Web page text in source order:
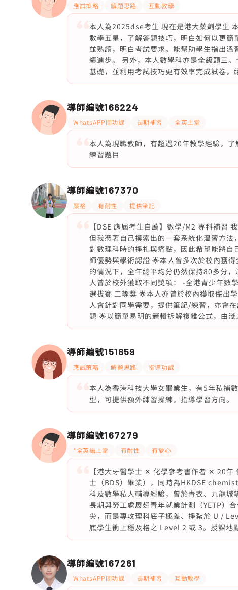
應試策略 解題思路 互動教學
本人為2025dse考生 現在是港大藥劑學生
數學五星，了解答題技巧，明白如何以更
並熟讀，明白考試要求。能幫助學生指出
績進步。 另外，本人數學科亦是全級頭三
基礎，並利用考試技巧更有效率完成試卷
導師編號166224
WhatsAPP問功課 長期補習 全英上堂
本人為現職教師，有超過20年教學經驗，
練習題目
導師編號167370
嚴格 有耐性 提供筆記
【DSE 應屆考生自薦】數學/M2 專科補習
但我憑著自己摸索出的一套系統化溫習方
對數理科時的掙扎與痛點，因此希望能將
師優勢與學術認證 🌟本人曾多次於校內獲
的情況下，全年總平均分仍然保持80多分
人曾於校外獲取不同獎項： -全港青少年數
選拔賽 二等獎 🌟本人亦曾於校內獲取傑出
人會針對同學需要，提供筆記/練習，亦會
題 🌟以簡單易明的邏輯拆解複雜公式，由淺
導師編號151859
應試策略 解題思路 指導功課
本人為香港科技大學女畢業生，有5年私補
型，可提供額外練習操練，指導學習方向。
導師編號167279
*全英語上堂 有耐性 有愛心
【港大牙醫學士 ✕ 化學參考書作者 ✕ 20
士（BDS）畢業），同時為HKDSE
科及數學私人輔導經驗，曾於青衣、九龍
長期與勞工處展翅青年就業計劃（YETP）
尖，而是專攻理科底子極差、掙紮於 U /
底學生衝上穩及格之 Level 2 或 3。授課地
導師編號167261
WhatsAPP問功課 長期補習 互動教學